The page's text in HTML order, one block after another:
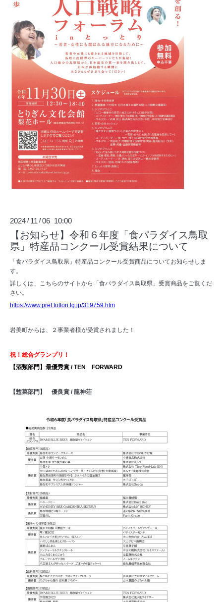
2024 / 11 /06 10:00
【お知らせ】令和６年度「食パラダイス鳥取
県」特産品コンクール受賞結果について
「食パラダイス鳥取県」特産品コンクール受賞商品についてお知らせしま
す。
詳しくは、こちらのサイトから「食パラダイス鳥取県」受賞商品をご覧くだ
さい。
https://www.pref.tottori.lg.jp/319759.htm
岩美町からは、２事業者様が受賞されました！
祝！総合グランプリ！
【酒類部門】最優秀賞 / TEN FORWARD
【惣菜部門】 優良賞 / 龍神荘